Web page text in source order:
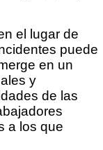
el lugar de
puede
en un
y
de las
a los que